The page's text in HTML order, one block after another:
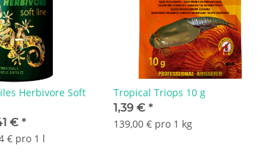
Herbivore Soft
€ *
€ pro 1 l
Tropical Triops 10 g
1,39 € *
139,00 € pro 1 kg